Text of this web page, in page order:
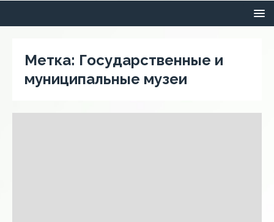
Метка: Государственные и
муниципальные музеи